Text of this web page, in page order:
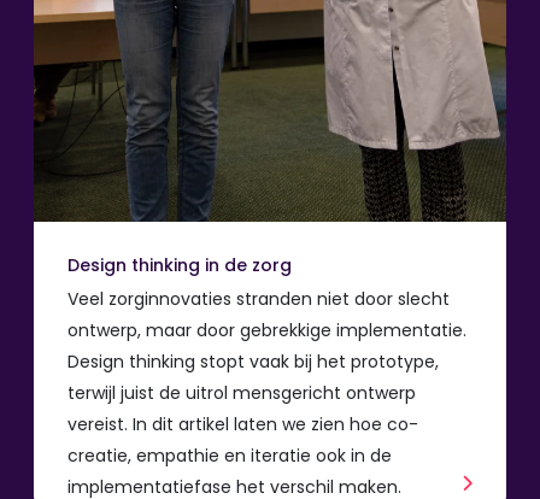
Design thinking in de zorg
Veel zorginnovaties stranden niet door slecht
ontwerp, maar door gebrekkige implementatie.
Design thinking stopt vaak bij het prototype,
terwijl juist de uitrol mensgericht ontwerp
vereist. In dit artikel laten we zien hoe co-
creatie, empathie en iteratie ook in de
implementatiefase het verschil maken.